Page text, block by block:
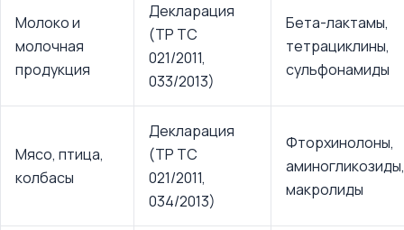
Молоко и
молочная
продукция
Декларация
(ТР ТС
021/2011,
033/2013)
Бета-лактамы,
тетрациклины,
сульфонамиды
Мясо, птица,
колбасы
Декларация
(ТР ТС
021/2011,
034/2013)
Фторхинолоны,
аминогликозиды,
макролиды